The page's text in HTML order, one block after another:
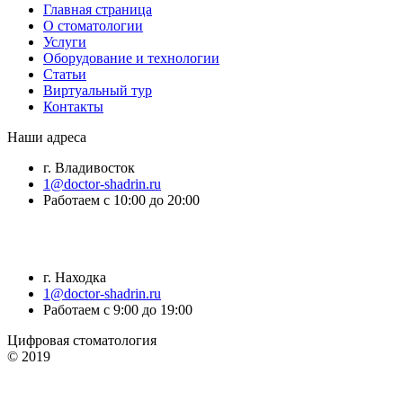
Главная страница
О стоматологии
Услуги
Оборудование и технологии
Статьи
Виртуальный тур
Контакты
Наши адреса
г. Владивосток
1@doctor-shadrin.ru
Работаем с 10:00 до 20:00
г. Находка
1@doctor-shadrin.ru
Работаем с 9:00 до 19:00
Цифровая стоматология
© 2019